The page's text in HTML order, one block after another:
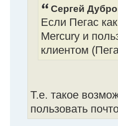
Сергей
Если Пегас
Mercury и
клиентом
Т.е. такое
пользовать